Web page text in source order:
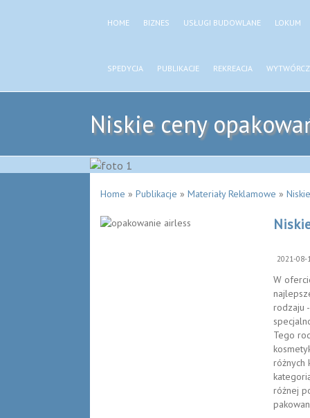
HOME BIZNES USŁUGI BUDOWLANE LOKUM
SPEDYCJA PUBLIKACJE REKREACJA
Niskie ceny
Home » Publikacje » Materiały Reklamowe »
2021-08-
W
rodzaju
Tego
różnych
różnej